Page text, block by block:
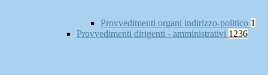
Provvedimenti organi indirizzo-politico 1
Provvedimenti dirigenti - amministrativi 1236